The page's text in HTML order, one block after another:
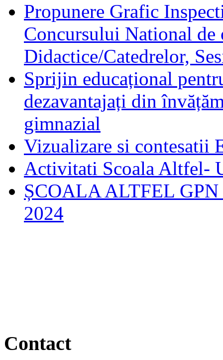
Propunere Grafic
Concursului National de
Didactice/Catedrelor,
Sprijin educațional
dezavantajați din
gimnazial
Vizualizare si contesatii
Activitati Scoala Altfel-
ȘCOALA ALTFEL
2024
Contact